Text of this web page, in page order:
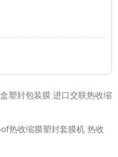
塑封包装膜 进口交联热收缩
热收缩膜塑封套膜机 热收